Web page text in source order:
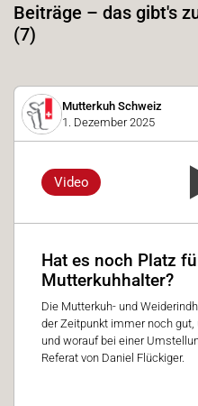
Beiträge – das gibt's
(7)
Mutterkuh Schweiz
1. Dezember 2025
Video
Hat es noch Platz
Mutterkuhhalter?
Die Mutterkuh- und
der Zeitpunkt immer noch
und worauf bei einer
Referat von Daniel Flückiger.